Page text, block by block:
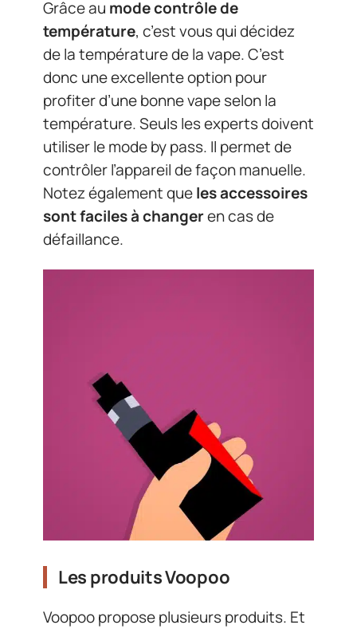
Grâce au mode contrôlede
température, c’est vous qui décidez
de la température de la vape. C’est
donc une excellente option pour
profiter d’une bonne vape selon la
température. Seuls les experts doivent
utiliser le mode by pass. Il permet de
contrôler l’appareil de façon manuelle.
Notez également queles accessoires
sont faciles à changeren cas de
défaillance.
Les produits Voopoo
Voopoo propose plusieurs produits. Et